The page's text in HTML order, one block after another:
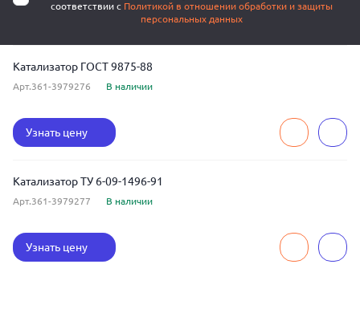
соответствии с Политикой в отношении обработки и защиты
персональных данных
Катализатор ГОСТ 9875-88
Арт.361-3979276 В наличии
Узнать цену
Катализатор ТУ 6-09-1496-91
Арт.361-3979277 В наличии
Узнать цену